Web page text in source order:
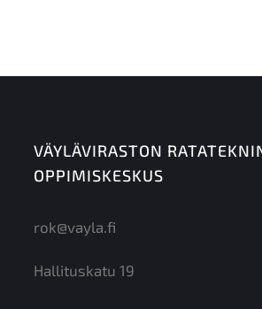
VÄYLÄVIRASTON
OPPIMISKESKUS
rok@vayla.fi
Hallituskatu 19